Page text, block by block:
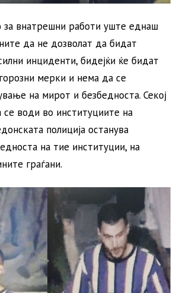
за внатрешни работи уште еднаш
да не дозволат да бидат
инциденти, бидејќи ќе бидат
мерки и нема да се
на мирот и безбедноста. Секој
се води во институциите на
полиција останува
на тие институции, на
граѓани.